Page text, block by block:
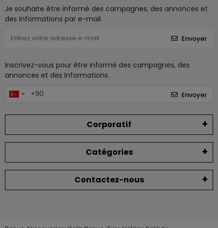
Je souhaite être informé des campagnes, des annonces et
des informations par e-mail.
Envoyer
Inscrivez-vous pour être informé des campagnes, des
annonces et des informations.
Envoyer
Corporatif
Catégories
Contactez-nous